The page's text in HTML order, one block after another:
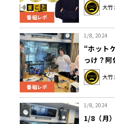
番組レポ
大竹
番組レポ
1/8, 2024
“ホット
っけ？
る…中に
解は？
大竹
1/8, 2024
1/8（月